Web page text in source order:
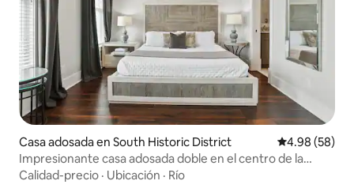
Casa adosada en South Historic District Calificación
4.98 (58)
Impresionante casa adosada doble en el centro de la
ciudad
Calidad-precio · Ubicación · Río